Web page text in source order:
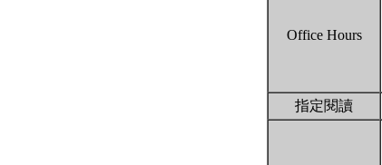
Office Hours
指定閱讀